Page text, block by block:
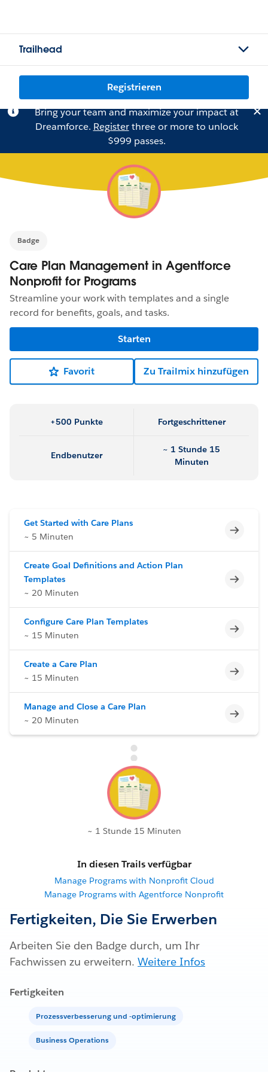
Trailhead
Registrieren
Bring your team and maximize your impact at
Dreamforce. Registerthree or more to unlock
$999 passes.
Badge
Care Plan Management in Agentforce
Nonprofit for Programs
Streamline your work with templates and a single
record for benefits, goals, and tasks.
Starten
Favorit Zu Trailmix hinzufügen
+500 Punkte Fortgeschrittener
Endbenutzer
~ 1 Stunde 15
Minuten
Get Started with Care Plans
~ 5 Minuten
Create Goal Definitions and Action Plan
Templates
~ 20 Minuten
Configure Care Plan Templates
~ 15 Minuten
Create a Care Plan
~ 15 Minuten
Manage and Close a Care Plan
~ 20 Minuten
~ 1 Stunde 15 Minuten
In diesen Trails verfügbar
Manage Programs with Nonprofit Cloud
Manage Programs with Agentforce Nonprofit
Fertigkeiten, Die Sie Erwerben
Arbeiten Sie den Badge durch, um Ihr
Fachwissen zu erweitern. Weitere Infos
Fertigkeiten
Prozessverbesserung und -optimierung
Business Operations